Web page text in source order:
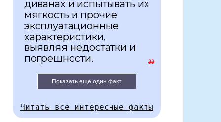
диванах и испытывать их
мягкость и прочие
эксплуатационные
характеристики,
выявляя недостатки и
погрешности.
Показать еще один факт
Читать все интересные факты